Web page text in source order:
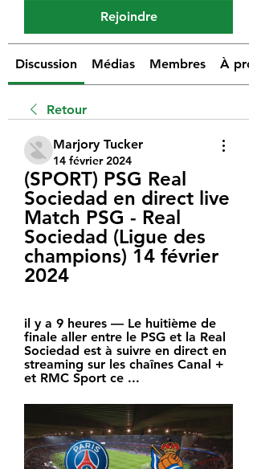
Rejoindre
Discussion Médias Membres À
Retour
Marjory Tucker
14 février 2024
(SPORT) PSG Real
Sociedad en direct live
Match PSG - Real
Sociedad (Ligue des
champions) 14 février
2024
il y a 9 heures — Le huitième de
finale aller entre le PSG et la Real
Sociedad est à suivre en direct en
streaming sur les chaînes Canal +
et RMC Sport ce ...